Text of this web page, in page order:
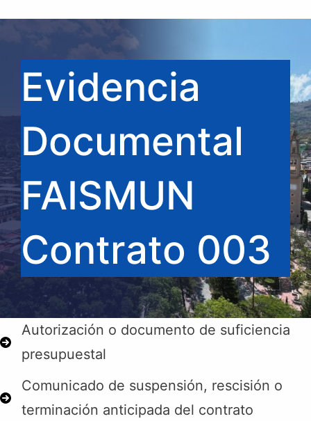
Evidencia
Documental
FAISMUN
Contrato 003
Autorización o documento de suficiencia
presupuestal
Comunicado de suspensión, rescisión o
terminación anticipada del contrato